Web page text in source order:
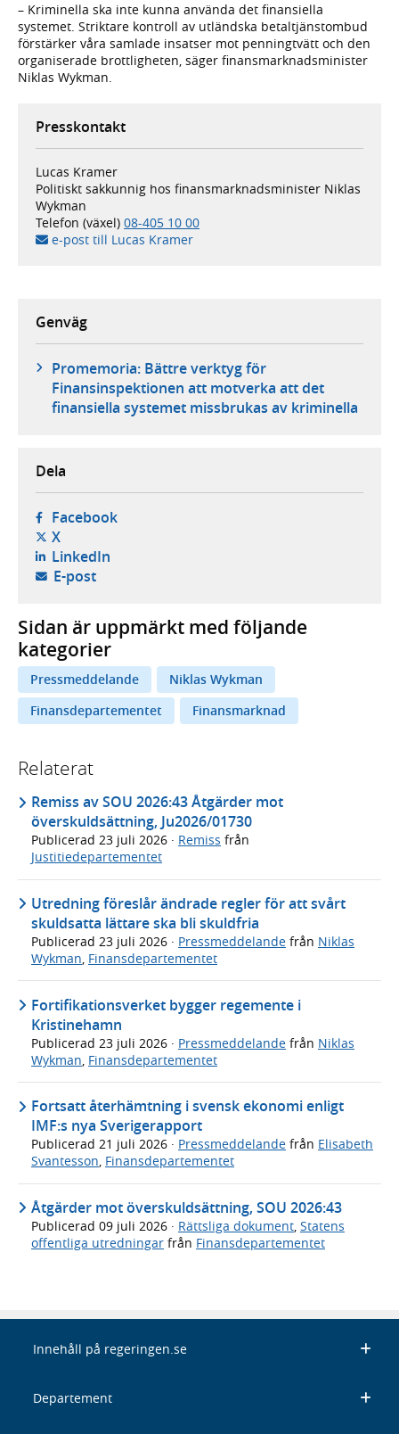
– Kriminella ska inte kunna använda det finansiella
systemet. Striktare kontroll av utländska betaltjänstombud
förstärker våra samlade insatser mot penningtvätt och den
organiserade brottligheten, säger finansmarknadsminister
Niklas Wykman.
Presskontakt
Lucas Kramer
Politiskt sakkunnig hos finansmarknadsminister Niklas
Wykman
Telefon (växel) 08-405 10 00
e-post till Lucas Kramer
Genväg
Promemoria: Bättre verktyg för
Finansinspektionen att motverka att det
finansiella systemet missbrukas av kriminella
Dela
Facebook- öppnas i ny flik, extern webbplats,
X- öppnas i ny flik, extern webbplats,
LinkedIn- öppnas i ny flik, extern webbplats,
E-post- öppnar din e-postklient,
Sidan är uppmärkt med följande
kategorier
Pressmeddelande
Niklas Wykman
Finansdepartementet
Finansmarknad
Relaterat
Remiss av SOU 2026:43 Åtgärder mot
överskuldsättning, Ju2026/01730
Publicerad 23 juli 2026 · Remiss från
Justitiedepartementet
Utredning föreslår ändrade regler för att svårt
skuldsatta lättare ska bli skuldfria
Publicerad 23 juli 2026 · Pressmeddelande från Niklas
Wykman, Finansdepartementet
Fortifikationsverket bygger regemente i
Kristinehamn
Publicerad 23 juli 2026 · Pressmeddelande från Niklas
Wykman Finansdepartementet
Fortsatt återhämtning i svensk ekonomi enligt
IMF:s nya Sverigerapport
Publicerad 21 juli 2026 · Pressmeddelande från Elisabeth
Svantesson, Finansdepartementet
Åtgärder mot överskuldsättning, SOU 2026:43
Publicerad 09 juli 2026 · Rättsliga dokument, Statens
offentliga utredningar från Finansdepartementet
Innehåll på regeringen.se
Departement